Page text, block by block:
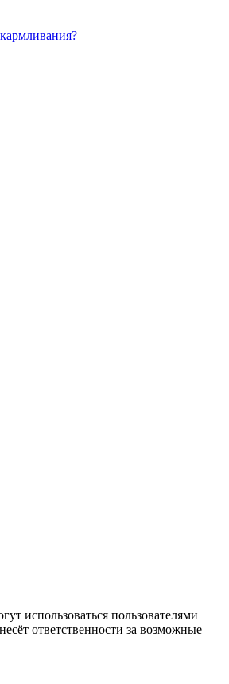
использоваться пользователями
ответственности за возможные